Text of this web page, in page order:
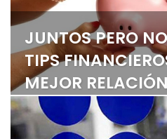
JUNTOS PERO
TIPS
MEJOR